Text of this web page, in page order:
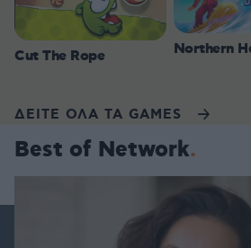
Cut The Rope Northern
ΔΕΙΤΕ ΟΛΑ ΤΑ GAMES
Best of Network